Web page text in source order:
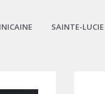
SAINTE-LUCIE